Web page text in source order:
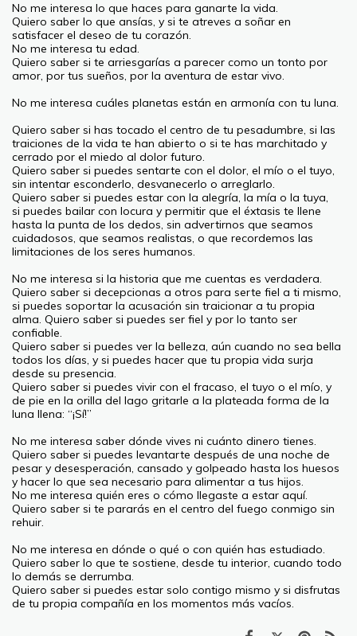
No me interesa lo que haces para ganarte la vida.
Quiero saber lo que ansías, y si te atreves a soñar en
satisfacer el deseo de tu corazón.
No me interesa tu edad.
Quiero saber si te arriesgarías a parecer como un tonto por
amor, por tus sueños, por la aventura de estar vivo.
No me interesa cuáles planetas están en armonía con tu luna.
Quiero saber si has tocado el centro de tu pesadumbre, si las
traiciones de la vida te han abierto o si te has marchitado y
cerrado por el miedo al dolor futuro.
Quiero saber si puedes sentarte con el dolor, el mío o el tuyo,
sin intentar esconderlo, desvanecerlo o arreglarlo.
Quiero saber si puedes estar con la alegría, la mía o la tuya,
si puedes bailar con locura y permitir que el éxtasis te llene
hasta la punta de los dedos, sin advertirnos que seamos
cuidadosos, que seamos realistas, o que recordemos las
limitaciones de los seres humanos.
No me interesa si la historia que me cuentas es verdadera.
Quiero saber si decepcionas a otros para serte fiel a ti mismo,
si puedes soportar la acusación sin traicionar a tu propia
alma. Quiero saber si puedes ser fiel y por lo tanto ser
confiable.
Quiero saber si puedes ver la belleza, aún cuando no sea bella
todos los días, y si puedes hacer que tu propia vida surja
desde su presencia.
Quiero saber si puedes vivir con el fracaso, el tuyo o el mío, y
de pie en la orilla del lago gritarle a la plateada forma de la
luna llena: “¡Sí!”
No me interesa saber dónde vives ni cuánto dinero tienes.
Quiero saber si puedes levantarte después de una noche de
pesar y desesperación, cansado y golpeado hasta los huesos
y hacer lo que sea necesario para alimentar a tus hijos.
No me interesa quién eres o cómo llegaste a estar aquí.
Quiero saber si te pararás en el centro del fuego conmigo sin
rehuir.
No me interesa en dónde o qué o con quién has estudiado.
Quiero saber lo que te sostiene, desde tu interior, cuando todo
lo demás se derrumba.
Quiero saber si puedes estar solo contigo mismo y si disfrutas
de tu propia compañía en los momentos más vacíos.